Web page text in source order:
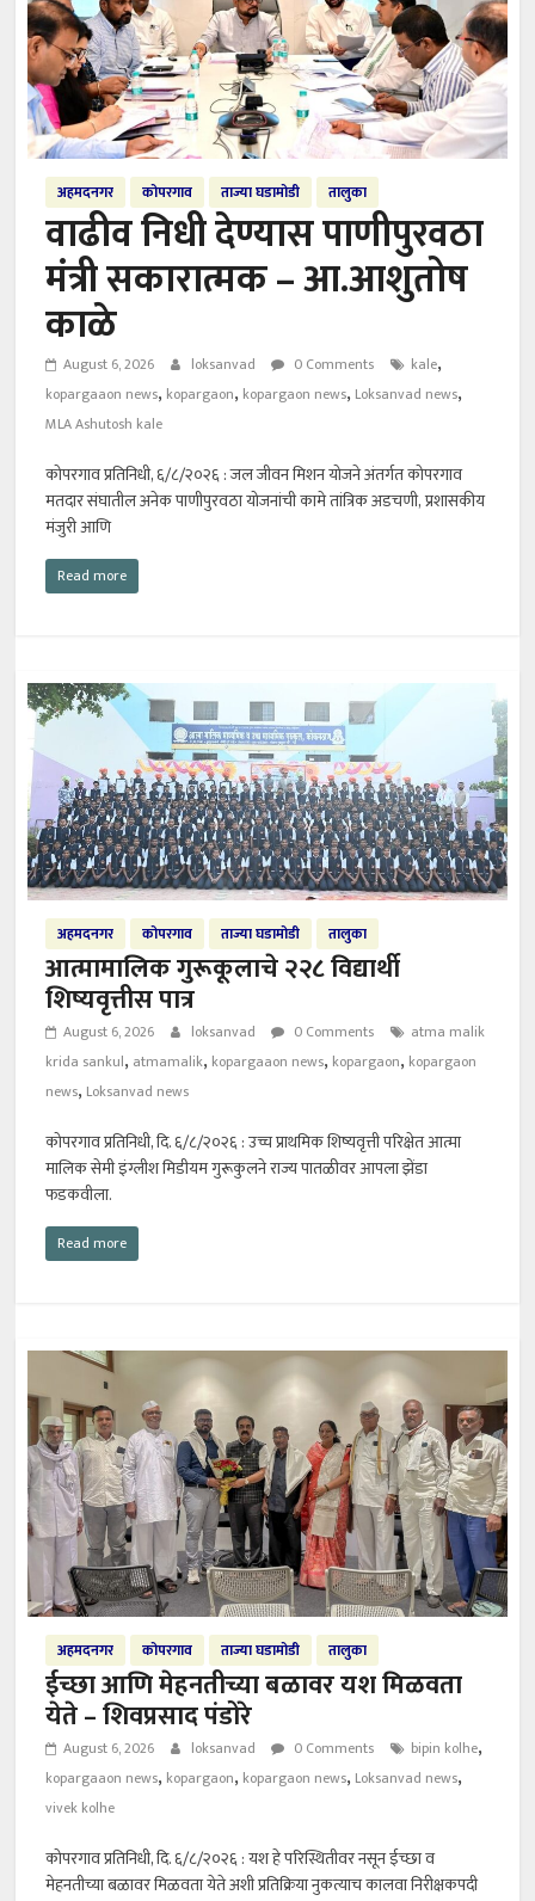
अहमदनगर कोपरगाव ताज्या घडामोडी तालुका
वाढीव निधी देण्यास पाणीपुरवठा
मंत्री सकारात्मक – आ.आशुतोष
काळे
August 6, 2026 loksanvad 0 Comments kale,
kopargaaon news, kopargaon, kopargaon news, Loksanvad news,
MLA Ashutosh kale
कोपरगाव प्रतिनिधी, ६/८/२०२६ : जल जीवन मिशन योजने अंतर्गत कोपरगाव
मतदार संघातील अनेक पाणीपुरवठा योजनांची कामे तांत्रिक अडचणी, प्रशासकीय
मंजुरी आणि
Read more
अहमदनगर कोपरगाव ताज्या घडामोडी तालुका
आत्मामालिक गुरूकूलाचे २२८ विद्यार्थी
शिष्यवृत्तीस पात्र
August 6, 2026 loksanvad 0 Comments
atma malik
krida sankul, atmamalik, kopargaaon news, kopargaon, kopargaon
news, Loksanvad news
कोपरगाव प्रतिनिधी, दि. ६/८/२०२६ : उच्च प्राथमिक शिष्यवृत्ती परिक्षेत आत्मा
मालिक सेमी इंग्लीश मिडीयम गुरूकुलने राज्य पातळीवर आपला झेंडा
फडकवीला.
Read more
अहमदनगर कोपरगाव ताज्या घडामोडी तालुका
ईच्छा आणि मेहनतीच्या बळावर यश मिळवता
येते – शिवप्रसाद पंडोरे
August 6, 2026 loksanvad 0 Comments bipin kolhe,
kopargaaon news, kopargaon, kopargaon news, Loksanvad news,
vivek kolhe
कोपरगाव प्रतिनिधी, दि. ६/८/२०२६ : यश हे परिस्थितीवर नसून ईच्छा व
मेहनतीच्या बळावर मिळवता येते अशी प्रतिक्रिया नुकत्याच कालवा निरीक्षकपदी